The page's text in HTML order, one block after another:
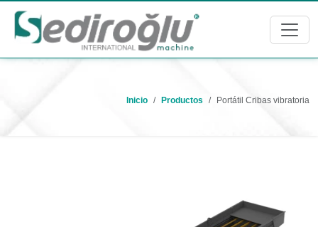
Inicio Productos Portátil Cribas vibratoria